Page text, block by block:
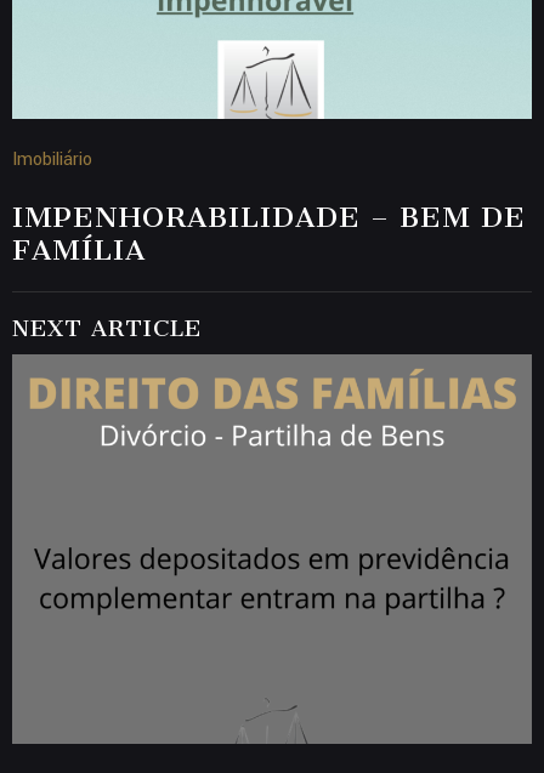
Imobiliário
IMPENHORABILIDADE – BEM DE
FAMÍLIA
NEXT ARTICLE